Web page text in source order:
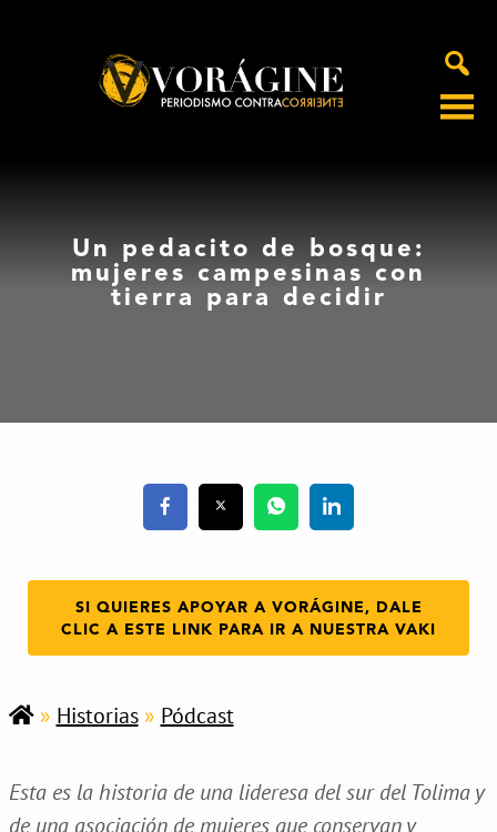
Un pedacito de bosque:
mujeres campesinas con
tierra para decidir
SI QUIERES APOYAR A VORÁGINE, DALE
CLIC A ESTE LINK PARA IR A NUESTRA VAKI
» Historias» Pódcast
Esta es la historia de una lideresa del sur del Tolima y
de una asociación de mujeres que conservan y